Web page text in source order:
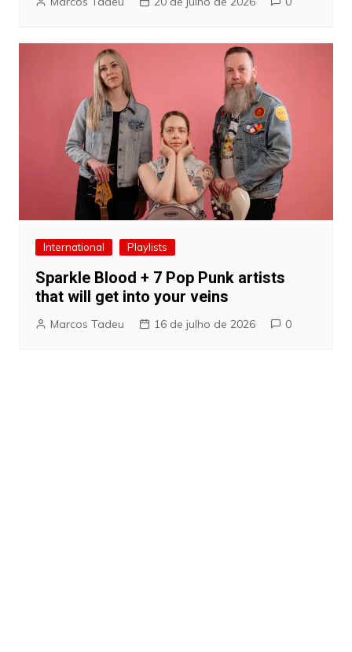
International Playlists
Sparkle Blood + 7 Pop Punk artists
that will get into your veins
Marcos Tadeu 16 de julho de 2026 0